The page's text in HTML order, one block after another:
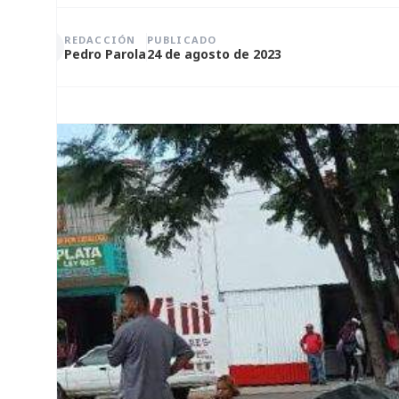
REDACCIÓN
Pedro Parola
PUBLICADO
24 de agosto de 2023